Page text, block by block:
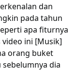
dan
pada tahun
apa fiturnya
ini [Musik]
orang buket
dia